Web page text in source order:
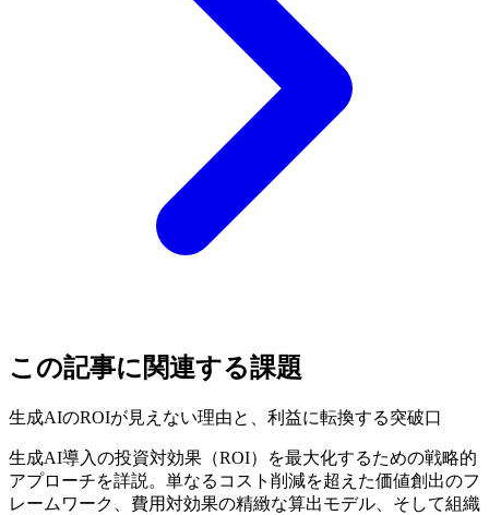
この記事に関連する課題
生成AIのROIが見えない理由と、利益に転換する突破口
生成AI導入の投資対効果（ROI）を最大化するための戦略的
アプローチを詳説。単なるコスト削減を超えた価値創出のフ
レームワーク、費用対効果の精緻な算出モデル、そして組織